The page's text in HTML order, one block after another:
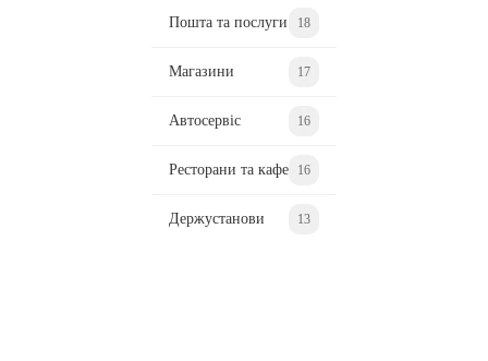
Пошта та послуги 18
Магазини 17
Автосервіс 16
Ресторани та кафе 16
Держустанови 13